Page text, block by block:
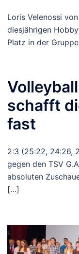
Loris Velenossi
diesjährigen
Platz in der
schafft
fast
2:3 (25:22, 24:26,
gegen den TSV
absoluten
[…]